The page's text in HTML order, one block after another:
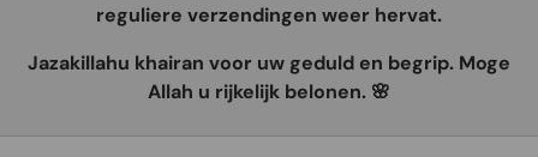
reguliere verzendingen weer hervat.
Jazakillahu khairan voor uw geduld en begrip. Moge
Allah u rijkelijk belonen. 🌸